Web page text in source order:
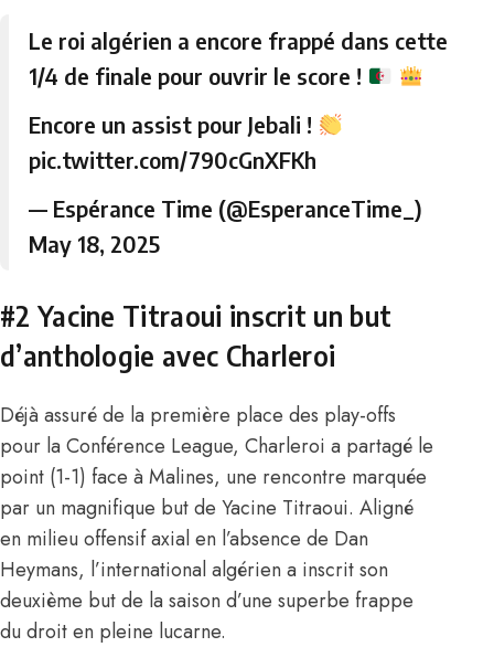
Le roi algérien a encore frappé dans cette
1/4 de finale pour ouvrir le score !
Encore un assist pour Jebali !
pic.twitter.com/790cGnXFKh
— Espérance Time (@EsperanceTime_)
May 18, 2025
#2 Yacine Titraoui inscrit un but
d’anthologie avec Charleroi
Déjà assuré de la première place des play-offs
pour la Conférence League, Charleroi a partagé le
point (1-1) face à Malines, une rencontre marquée
par un magnifique but de Yacine Titraoui. Aligné
en milieu offensif axial en l’absence de Dan
Heymans, l’international algérien a inscrit son
deuxième but de la saison d’une superbe frappe
du droit en pleine lucarne.